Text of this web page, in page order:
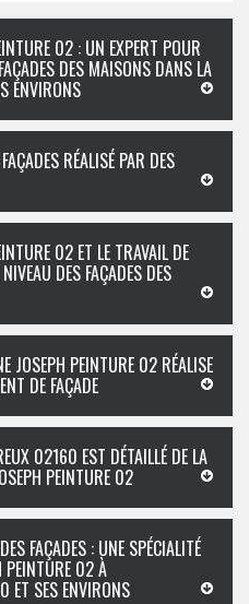
02 : UN EXPERT POUR
DES MAISONS DANS LA
ENVIRONS
RÉALISÉ PAR DES
02 ET LE TRAVAIL DE
DES FAÇADES DES
JOSEPH PEINTURE 02 RÉALISE
DE FAÇADE
02160 EST DÉTAILLÉ DE LA
PEINTURE 02
FAÇADES : UNE SPÉCIALITÉ
PEINTURE 02 À
ET SES ENVIRONS